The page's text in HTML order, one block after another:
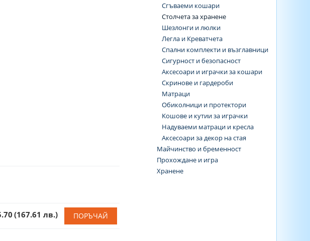
(167.61 лв.) ПОРЪЧАЙ
Сгъваеми кошари
Столчета за хранене
Шезлонги и люлки
Легла и Креватчета
Спални комплекти и възглавници
Сигурност и безопасност
Аксесоари и играчки за кошари
Скринове и гардероби
Матраци
Обиколници и протектори
Koшове и кутии за играчки
Надуваеми матраци и кресла
Аксесоари за декор на стая
Майчинство и бременност
Прохождане и игра
Хранене